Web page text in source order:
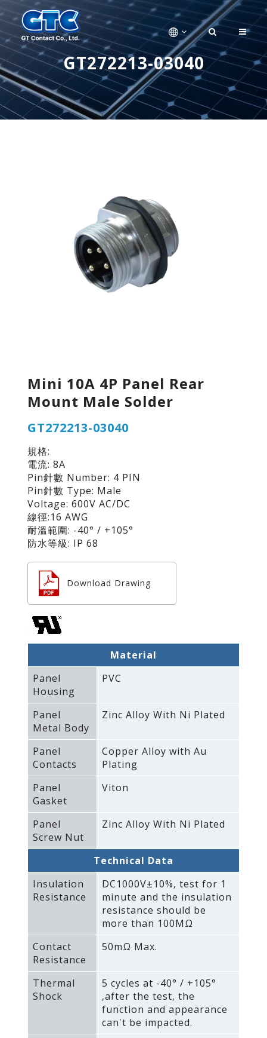
GT272213-03040
Mini 10A 4P Panel Rear
Mount Male Solder
GT272213-03040
規格:
電流: 8A
Pin針數 Number: 4 PIN
Pin針數 Type: Male
Voltage: 600V AC/DC
線徑:16 AWG
耐溫範圍: -40° / +105°
防水等級: IP 68
Download Drawing
Material
Panel
Housing
PVC
Panel
Metal Body
Zinc Alloy With Ni Plated
Panel
Contacts
Copper Alloy with Au
Plating
Panel
Gasket
Viton
Panel
Screw Nut
Zinc Alloy With Ni Plated
Technical Data
Insulation
Resistance
DC1000V±10%‚ test for 1
minute and the insulation
resistance should be
more than 100MΩ
Contact
Resistance
50mΩ Max.
Thermal
Shock
5 cycles at -40° / +105°
‚after the test‚ the
function and appearance
can't be impacted.